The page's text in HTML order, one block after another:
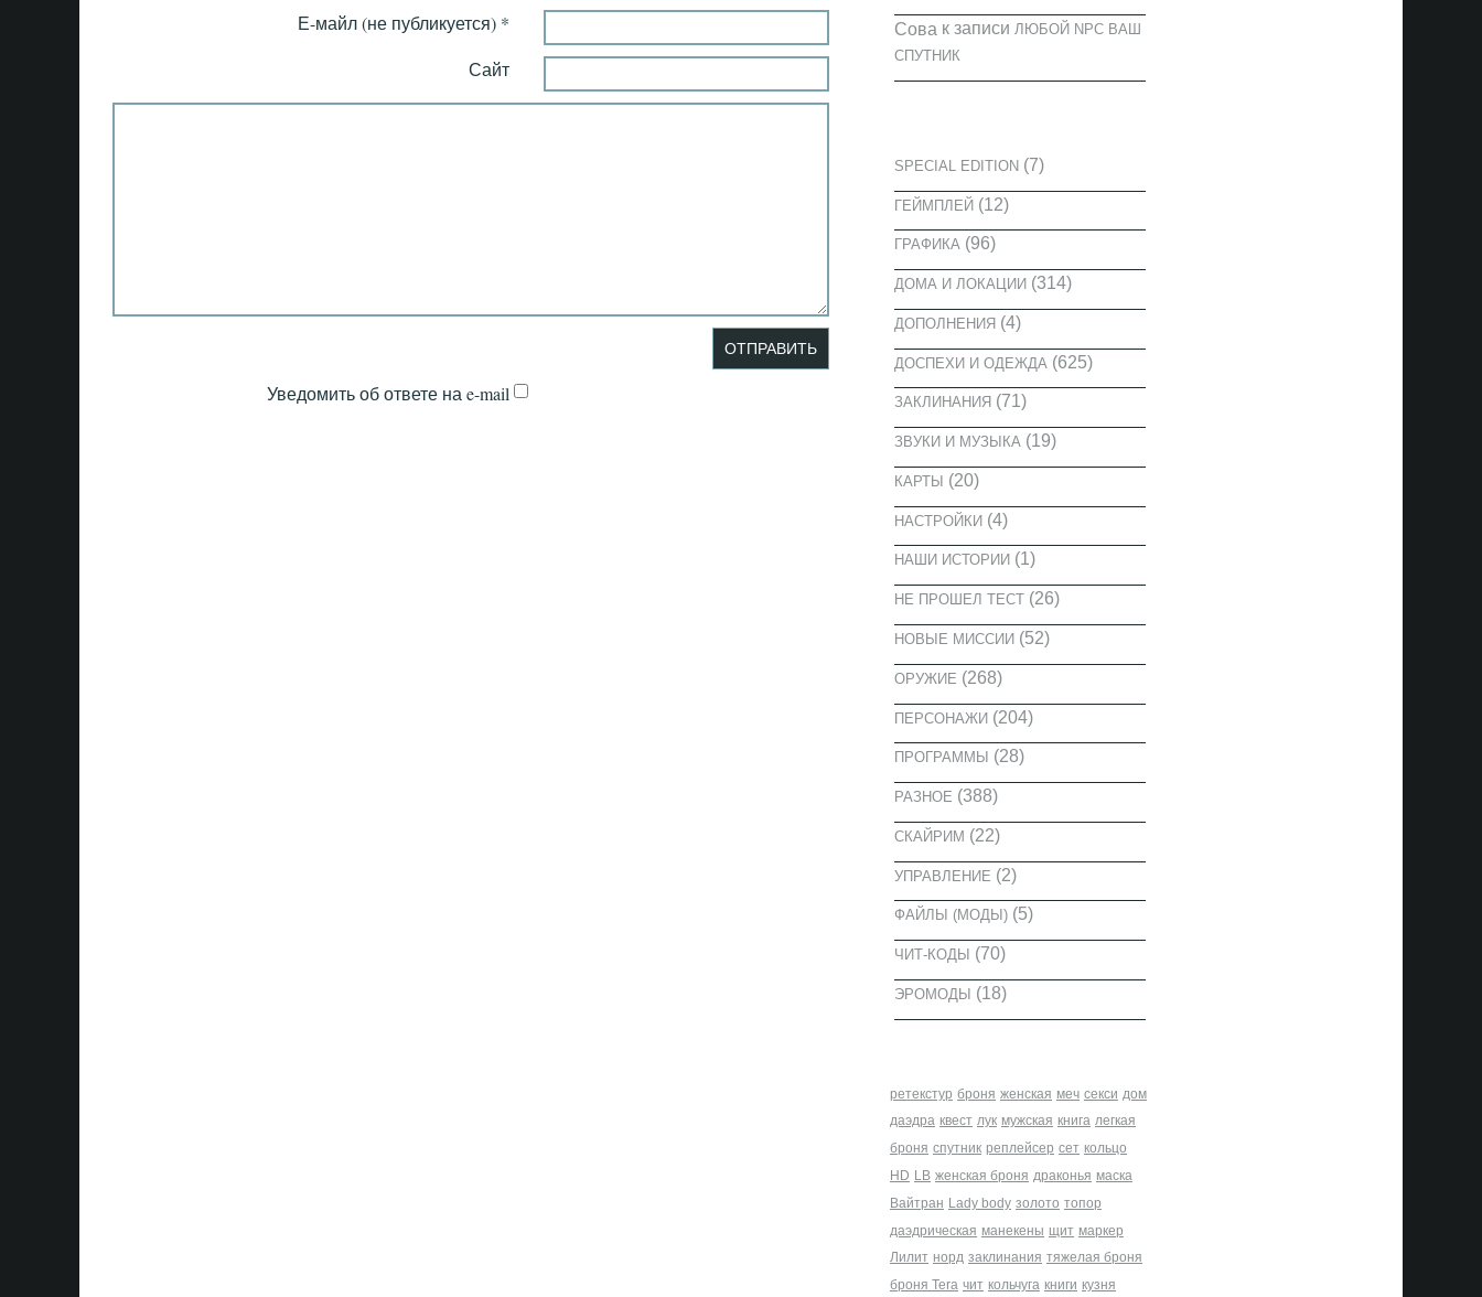
Е-майл (не публикуется) *
Сайт
Уведомить об ответе на e-mail
Сова к записи ЛЮБОЙ NPC ВАШ
СПУТНИК
SPECIAL EDITION(7)
ГЕЙМПЛЕЙ(12)
ГРАФИКА (96)
ДОМА И ЛОКАЦИИ(314)
ДОПОЛНЕНИЯ(4)
ДОСПЕХИ И ОДЕЖДА (625)
ЗАКЛИНАНИЯ(71)
ЗВУКИ И МУЗЫКА (19)
КАРТЫ (20)
НАСТРОЙКИ(4)
НАШИ ИСТОРИИ(1)
НЕ ПРОШЕЛ ТЕСТ(26)
НОВЫЕ МИССИИ(52)
ОРУЖИЕ (268)
ПЕРСОНАЖИ(204)
ПРОГРАММЫ (28)
РАЗНОЕ (388)
СКАЙРИМ (22)
УПРАВЛЕНИЕ (2)
ФАЙЛЫ (МОДЫ)(5)
ЧИТ-КОДЫ (70)
ЭРОМОДЫ (18)
ретекстур броня женская меч секси дом
даэдра квест лук мужская книга легкая
броня спутник реплейсер сет кольцо
HD LB женская броня драконья маска
Вайтран Lady body золото топор
даэдрическая манекены щит маркер
Лилит норд заклинания тяжелая броня
броня Tera чит кольчуга книги кузня